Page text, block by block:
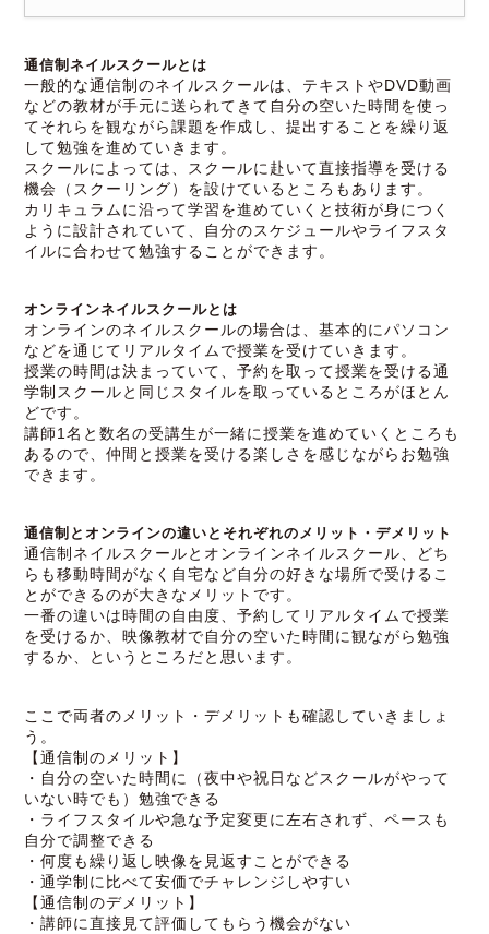
通信制ネイルスクールとは
一般的な通信制のネイルスクールは、テキストやDVD動画
などの教材が手元に送られてきて自分の空いた時間を使っ
てそれらを観ながら課題を作成し、提出することを繰り返
して勉強を進めていきます。
スクールによっては、スクールに赴いて直接指導を受ける
機会（スクーリング）を設けているところもあります。
カリキュラムに沿って学習を進めていくと技術が身につく
ように設計されていて、自分のスケジュールやライフスタ
イルに合わせて勉強することができます。
オンラインネイルスクールとは
オンラインのネイルスクールの場合は、基本的にパソコン
などを通じてリアルタイムで授業を受けていきます。
授業の時間は決まっていて、予約を取って授業を受ける通
学制スクールと同じスタイルを取っているところがほとん
どです。
講師1名と数名の受講生が一緒に授業を進めていくところも
あるので、仲間と授業を受ける楽しさを感じながらお勉強
できます。
通信制とオンラインの違いとそれぞれのメリット・デメリット
通信制ネイルスクールとオンラインネイルスクール、どち
らも移動時間がなく自宅など自分の好きな場所で受けるこ
とができるのが大きなメリットです。
一番の違いは時間の自由度、予約してリアルタイムで授業
を受けるか、映像教材で自分の空いた時間に観ながら勉強
するか、というところだと思います。
ここで両者のメリット・デメリットも確認していきましょ
う。
【通信制のメリット】
・自分の空いた時間に（夜中や祝日などスクールがやって
いない時でも）勉強できる
・ライフスタイルや急な予定変更に左右されず、ペースも
自分で調整できる
・何度も繰り返し映像を見返すことができる
・通学制に比べて安価でチャレンジしやすい
【通信制のデメリット】
・講師に直接見て評価してもらう機会がない